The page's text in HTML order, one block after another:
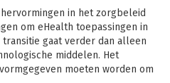
in het zorgbeleid
om eHealth toepassingen in
transitie gaat verder dan alleen
middelen. Het
moeten worden om